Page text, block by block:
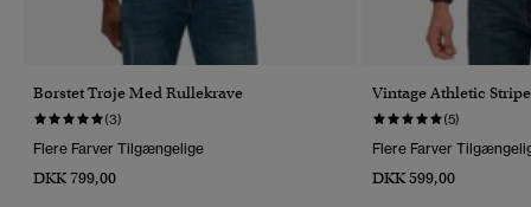
Børstet Trøje Med Rullekrave
(3)
Flere Farver Tilgængelige
DKK 799,00
Vintage Athletic
(5)
Flere Farver
DKK 599,00